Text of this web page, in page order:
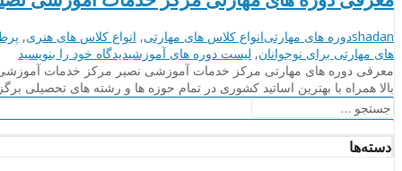
نویسنده
shadanدسته‌بندی‌ها
دوره های مهارتیبرچسب
ها
انواع کلاس های مهارتی, انواع کلاس های هنری,
های مهارتی برای نوجوانان, لیست دوره های آموزشیدیدگاه خود را on
معرفی
دوره
های
مهارتی
بنویسید
معرفی دوره های مهارتی مرکز خدمات آموزشی نصیر مرکز خدمات آموزشی
بالا همراه با بهترین اساتید کشوری در تمام حوزه ها و رشته های تحصیلی
جستجو
برای:
دسته‌ها